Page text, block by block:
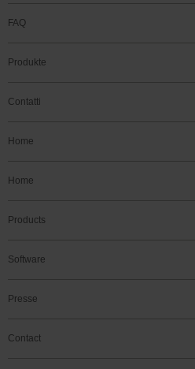
FAQ
Produkte
Contatti
Home
Home
Products
Software
Presse
Contact